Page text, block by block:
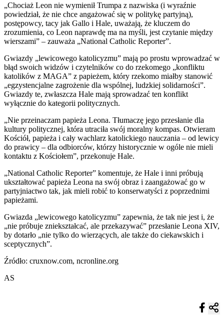
„Chociaż Leon nie wymienił Trumpa z nazwiska (i wyraźnie
powiedział, że nie chce angażować się w politykę partyjną),
postępowcy, tacy jak Gallo i Hale, uważają, że kluczem do
zrozumienia, co Leon naprawdę ma na myśli, jest czytanie między
wierszami” – zauważa „National Catholic Reporter”.
Gwiazdy „lewicowego katolicyzmu” mają po prostu wprowadzać w
błąd swoich widzów i czytelników co do rzekomego „konfliktu
katolików z MAGA” z papieżem, który rzekomo miałby stanowić
„egzystencjalne zagrożenie dla wspólnej, ludzkiej solidarności”.
Gwiazdy te, zwłaszcza Hale mają sprowadzać ten konflikt
wyłącznie do kategorii politycznych.
„Nie przeinaczam papieża Leona. Tłumaczę jego przesłanie dla
kultury politycznej, która utraciła swój moralny kompas. Otwieram
Kościół, papieża i cały wachlarz katolickiego nauczania – od lewicy
do prawicy – ​​dla odbiorców, którzy historycznie w ogóle nie mieli
kontaktu z Kościołem”, przekonuje Hale.
„National Catholic Reporter” komentuje, że Hale i inni próbują
ukształtować papieża Leona na swój obraz i zaangażować go w
partyjniactwo tak, jak mieli robić to konserwatyści z poprzednimi
papieżami.
Gwiazda „lewicowego katolicyzmu” zapewnia, że tak nie jest i, że
„nie próbuje zniekształcać, ale przekazywać” przesłanie Leona XIV,
by dotarło „nie tylko do wierzących, ale także do ciekawskich i
sceptycznych”.
Źródło: cruxnow.com, ncronline.org
AS